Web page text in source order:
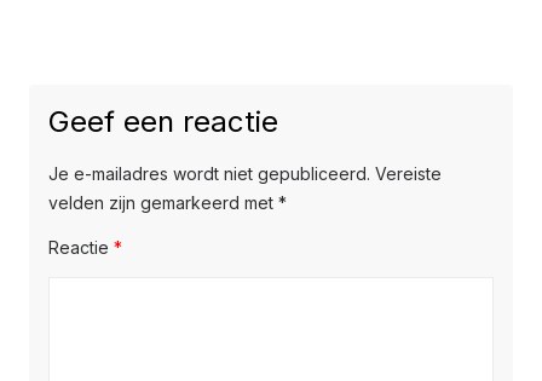
Geef een reactie
Je e-mailadres wordt niet gepubliceerd. Vereiste
velden zijn gemarkeerd met *
Reactie *